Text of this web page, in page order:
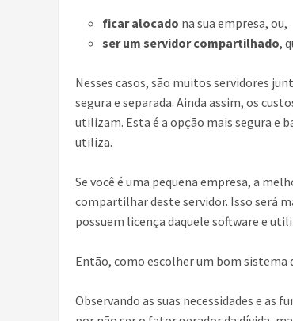
ficar alocado na sua empresa, ou,
ser um servidor compartilhado,
Nesses casos, são muitos servidores
segura e separada. Ainda assim, os
utilizam. Esta é a opção mais segura e
utiliza.
Se você é uma pequena empresa, a
compartilhar deste servidor. Isso será
possuem licença daquele software e
Então, como escolher um bom sistema
Observando as suas necessidades e as